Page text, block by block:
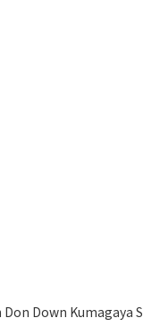
Down Kumagaya